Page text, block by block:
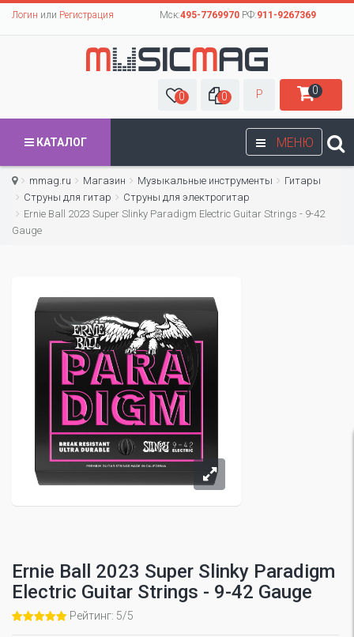
Логин или Регистрация Мск:495-7769970РФ:911-9267369
0 0 Р 0
МЕНЮ
КАТАЛОГ
mmag.ru Магазин Музыкальные инструменты
Гитары
Струны для гитар
Cтруны для электрогитар
Ernie Ball 2023 Super Slinky Paradigm Electric Guitar Strings - 9-42
Gauge
Ernie Ball 2023 Super Slinky Paradigm
Electric Guitar Strings - 9-42 Gauge
Рейтинг: 5/5